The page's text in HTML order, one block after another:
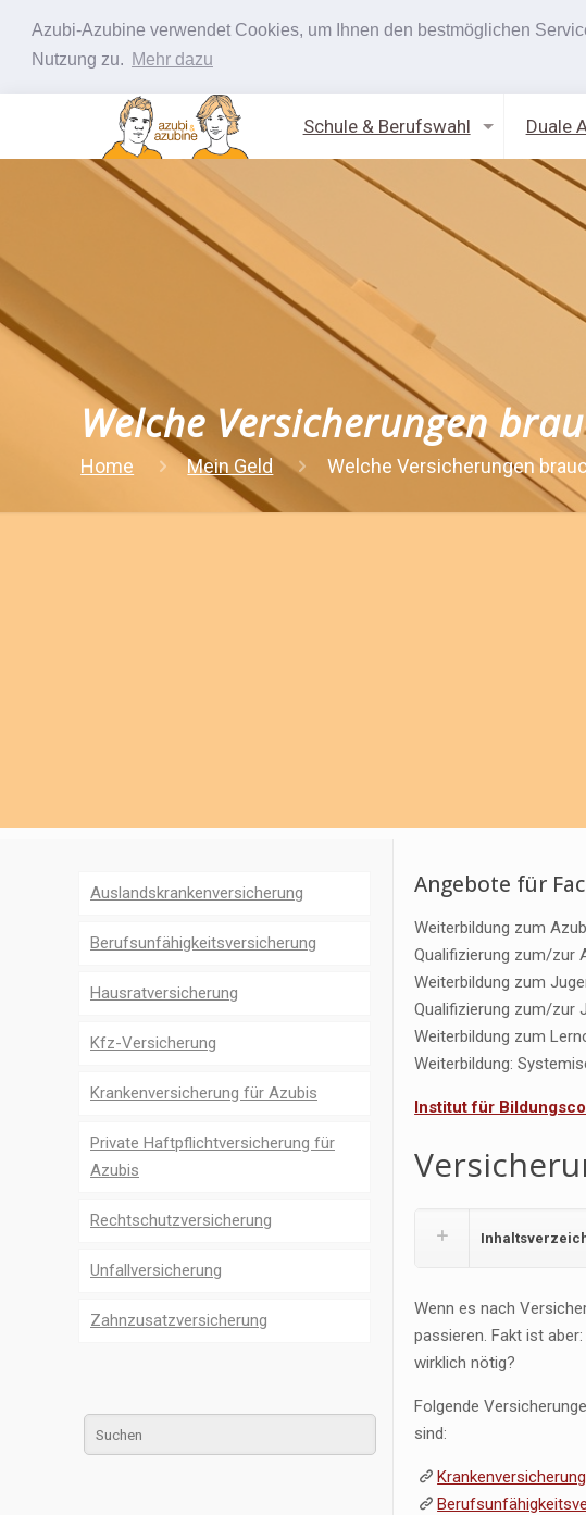
Azubi-Azubine verwendet Cookies, um Ihnen den bestmöglichen
Nutzung zu. Mehr dazu
Schule & Berufswahl Duale
Welche Versicherungen
Home Mein Geld Welche Versicherungen
Angebote für
Weiterbildung zum
Qualifizierung zum/zur
Weiterbildung zum
Qualifizierung zum/zur
Weiterbildung zum
Weiterbildung:
Institut für
Wenn es nach
passieren. Fakt ist
wirklich nötig?
Folgende
sind:
Krankenversicherung
Auslandskrankenversicherung
Berufsunfähigkeitsversicherung
Hausratversicherung
Kfz-Versicherung
Krankenversicherung für Azubis
Private Haftpflichtversicherung für
Azubis
Rechtschutzversicherung
Unfallversicherung
Zahnzusatzversicherung